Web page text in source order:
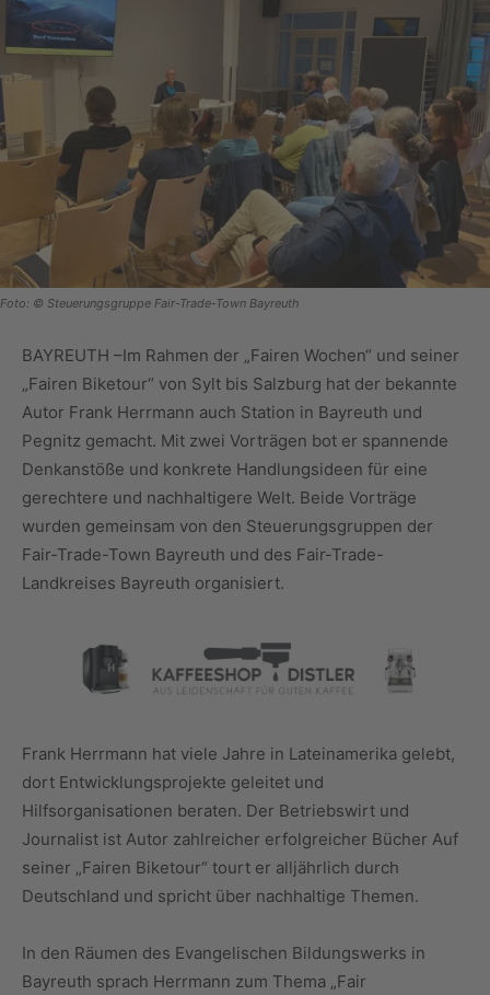
Foto: © Steuerungsgruppe Fair-Trade-Town Bayreuth
BAYREUTH –Im Rahmen der „Fairen Wochen“ und seiner
„Fairen Biketour“ von Sylt bis Salzburg hat der bekannte
Autor Frank Herrmann auch Station in Bayreuth und
Pegnitz gemacht. Mit zwei Vorträgen bot er spannende
Denkanstöße und konkrete Handlungsideen für eine
gerechtere und nachhaltigere Welt. Beide Vorträge
wurden gemeinsam von den Steuerungsgruppen der
Fair-Trade-Town Bayreuth und des Fair-Trade-
Landkreises Bayreuth organisiert.
Frank Herrmann hat viele Jahre in Lateinamerika gelebt,
dort Entwicklungsprojekte geleitet und
Hilfsorganisationen beraten. Der Betriebswirt und
Journalist ist Autor zahlreicher erfolgreicher Bücher Auf
seiner „Fairen Biketour“ tourt er alljährlich durch
Deutschland und spricht über nachhaltige Themen.
In den Räumen des Evangelischen Bildungswerks in
Bayreuth sprach Herrmann zum Thema „Fair